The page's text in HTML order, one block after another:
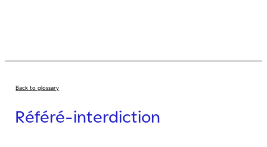
Back to glossary
Référé-interdiction